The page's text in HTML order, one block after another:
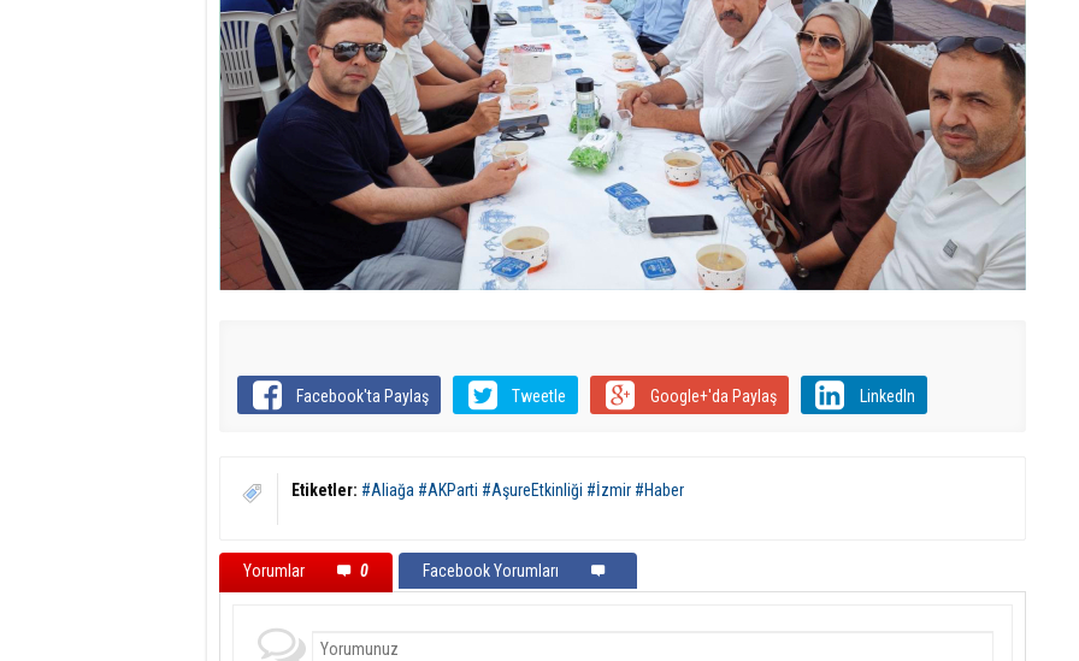
Facebook'ta Paylaş Tweetle Google+'da Paylaş LinkedIn
Etiketler: #Aliağa #AKParti #AşureEtkinliği #İzmir #Haber
Yorumlar 0 Facebook Yorumları